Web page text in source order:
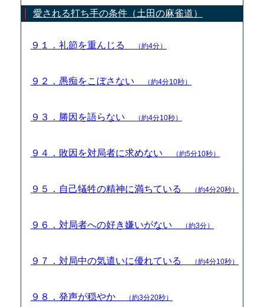
愛される打ち手の条件（土田の麻雀道）
９１．礼節を重んじる （約4分）
９２．愚痴をこぼさない （約4分10秒）
９３．勝因を語らない （約4分10秒）
９４．敗因を対局者に求めない （約5分10秒）
９５．自己犠牲の精神に満ちている （約4分20秒）
９６．対局者への好き嫌いがない （約3分）
９７．対局中の気遣いに優れている （約4分10秒）
９８．発声が穏やか （約3分20秒）